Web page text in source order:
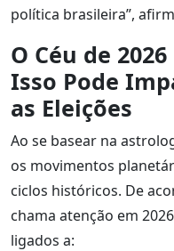
política brasileira”,
O Céu de
Isso Pode
as Eleições
Ao se basear na
os movimentos
ciclos históricos. De
chama atenção em
ligados a: